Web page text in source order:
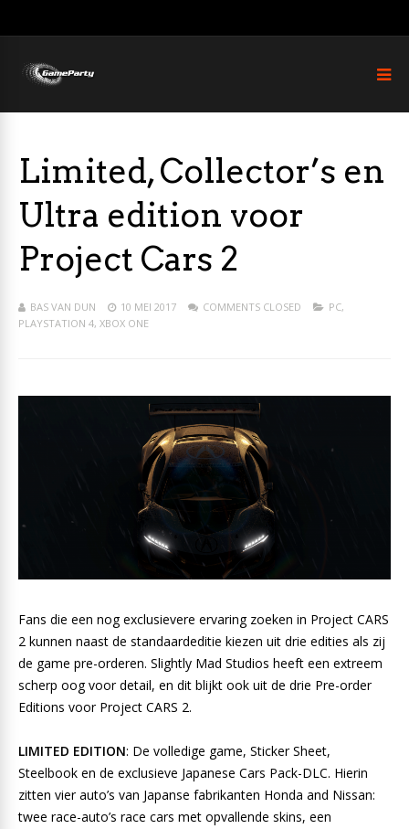
Limited, Collector’s en
Ultra edition voor
Project Cars 2
BAS VAN DUN 10 MEI 2017 COMMENTS CLOSED PC,
PLAYSTATION 4, XBOX ONE
Fans die een nog exclusievere ervaring zoeken in Project CARS
2 kunnen naast de standaardeditie kiezen uit drie edities als zij
de game pre-orderen. Slightly Mad Studios heeft een extreem
scherp oog voor detail, en dit blijkt ook uit de drie Pre-order
Editions voor Project CARS 2.
LIMITED EDITION: De volledige game, Sticker Sheet,
Steelbook en de exclusieve Japanese Cars Pack-DLC. Hierin
zitten vier auto’s van Japanse fabrikanten Honda and Nissan:
twee race-auto’s race cars met opvallende skins, een